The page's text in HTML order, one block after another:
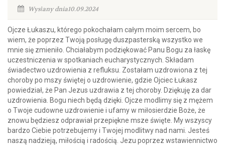
Wysłany dnia10.09.2024
Ojcze Łukaszu, którego pokochałam całym moim sercem, bo
wiem, że poprzez Twoją posługę duszpasterską wszystko we
mnie się zmieniło. Chciałabym podziękować Panu Bogu za łaskę
uczestniczenia w spotkaniach eucharystycznych. Składam
świadectwo uzdrowienia z refluksu. Zostałam uzdrowiona z tej
choroby po mszy świętej o uzdrowienie, gdzie Ojciec Łukasz
powiedział, że Pan Jezus uzdrawia z tej choroby. Dziękuję za dar
uzdrowienia. Bogu niech będą dzięki. Ojcze modlimy się z mężem
o Twoje cudowne uzdrowienie i ufamy w miłosierdzie Boże, że
znowu będziesz odprawiał przepiękne msze święte. My wszyscy
bardzo Ciebie potrzebujemy i Twojej modlitwy nad nami. Jesteś
naszą nadzieją, miłością i radością. Jezu poprzez wstawiennictwo